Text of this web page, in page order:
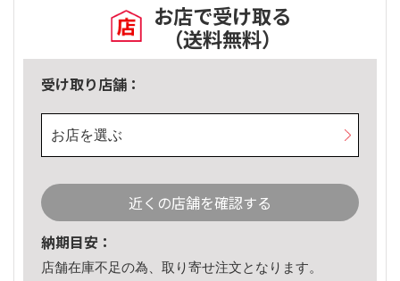
お店で受け取る
（送料無料）
受け取り店舗：
お店を選ぶ
近くの店舗を確認する
納期目安：
店舗在庫不足の為、取り寄せ注文となります。